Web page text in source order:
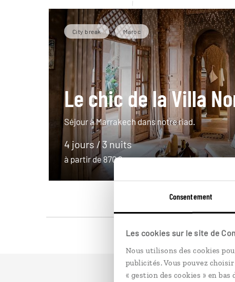
Consentement
Les cookies sur le site de
Nous utilisons des cookies
publicités. Vous pouvez
« gestion des cookies » en bas
City break Maroc
Le chic de la Villa
Séjour à Marrakech dans notre riad.
4 jours / 3 nuits
à partir de 870€